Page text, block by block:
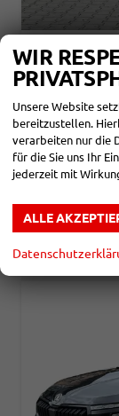
SKODA
ESSENCE 1,0
Fahrzeugnr. 857855
Kraftstoff Benzin
23.490,–
Verbrauch
CO2-Klasse:D
CO -
WIR
Unsere Website
bereitzustellen.
verarbeiten nur die
für die Sie uns Ihr
jederzeit mit
ALLE